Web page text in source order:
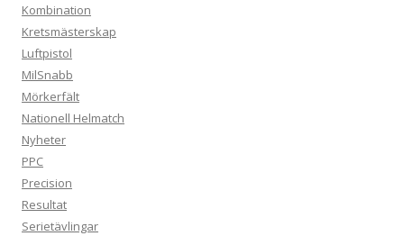
Kombination
Kretsmästerskap
Luftpistol
MilSnabb
Mörkerfält
Nationell Helmatch
Nyheter
PPC
Precision
Resultat
Serietävlingar